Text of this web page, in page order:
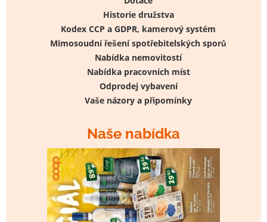
Historie družstva
Kodex CCP a GDPR, kamerový systém
Mimosoudní řešení spotřebitelských sporů
Nabídka nemovitostí
Nabídka pracovních míst
Odprodej vybavení
Vaše názory a připomínky
Naše nabídka